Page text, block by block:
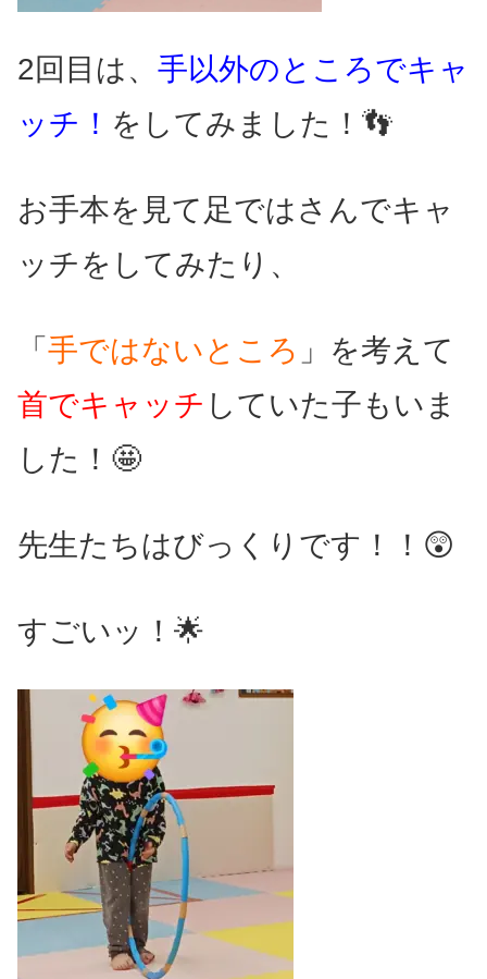
2回目は、 手以外のところでキャ
ッチ！ をしてみました！👣
お手本を見て足ではさんでキャ
ッチをしてみたり、
「 手ではないところ 」を考えて
首でキャッチ していた子もいま
した！🤩
先生たちはびっくりです！！😲
すごいッ！🌟